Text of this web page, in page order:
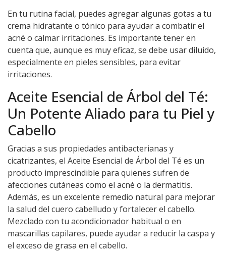
En tu rutina facial, puedes agregar algunas gotas a tu
crema hidratante o tónico para ayudar a combatir el
acné o calmar irritaciones. Es importante tener en
cuenta que, aunque es muy eficaz, se debe usar diluido,
especialmente en pieles sensibles, para evitar
irritaciones.
Aceite Esencial de Árbol del Té:
Un Potente Aliado para tu Piel y
Cabello
Gracias a sus propiedades antibacterianas y
cicatrizantes, el Aceite Esencial de Árbol del Té es un
producto imprescindible para quienes sufren de
afecciones cutáneas como el acné o la dermatitis.
Además, es un excelente remedio natural para mejorar
la salud del cuero cabelludo y fortalecer el cabello.
Mezclado con tu acondicionador habitual o en
mascarillas capilares, puede ayudar a reducir la caspa y
el exceso de grasa en el cabello.